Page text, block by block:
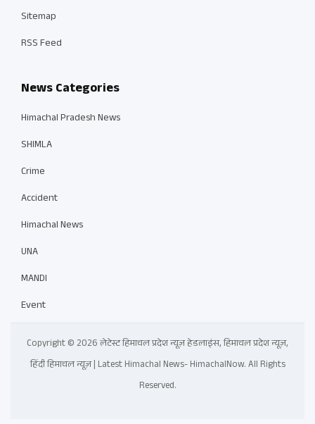
Sitemap
RSS Feed
News Categories
Himachal Pradesh News
SHIMLA
Crime
Accident
Himachal News
UNA
MANDI
Event
Copyright © 2026 लेटेस्ट हिमाचल प्रदेश न्यूज़ हेडलाइंस, हिमाचल प्रदेश न्यूज़,
हिंदी हिमाचल न्यूज़ | Latest Himachal News- HimachalNow. All Rights
Reserved.